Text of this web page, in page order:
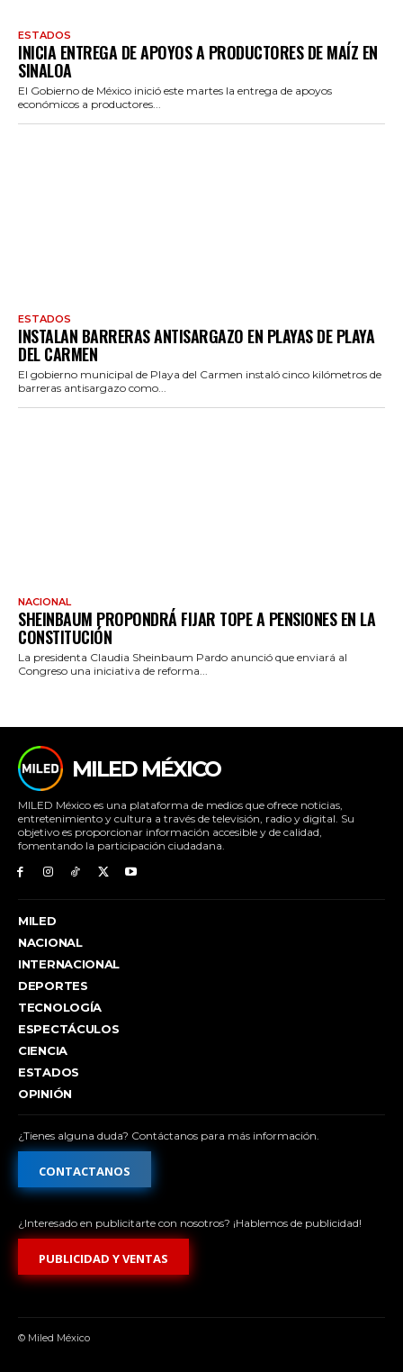
ESTADOS
INICIA ENTREGA DE APOYOS A PRODUCTORES DE MAÍZ EN
SINALOA
El Gobierno de México inició este martes la entrega de apoyos
económicos a productores...
ESTADOS
INSTALAN BARRERAS ANTISARGAZO EN PLAYAS DE PLAYA
DEL CARMEN
El gobierno municipal de Playa del Carmen instaló cinco kilómetros de
barreras antisargazo como...
NACIONAL
SHEINBAUM PROPONDRÁ FIJAR TOPE A PENSIONES EN LA
CONSTITUCIÓN
La presidenta Claudia Sheinbaum Pardo anunció que enviará al
Congreso una iniciativa de reforma...
MILED MÉXICO
MILED México es una plataforma de medios que ofrece noticias,
entretenimiento y cultura a través de televisión, radio y digital. Su
objetivo es proporcionar información accesible y de calidad,
fomentando la participación ciudadana.
MILED
NACIONAL
INTERNACIONAL
DEPORTES
TECNOLOGÍA
ESPECTÁCULOS
CIENCIA
ESTADOS
OPINIÓN
¿Tienes alguna duda? Contáctanos para más información.
CONTACTANOS
¿Interesado en publicitarte con nosotros? ¡Hablemos de publicidad!
PUBLICIDAD Y VENTAS
© Miled México